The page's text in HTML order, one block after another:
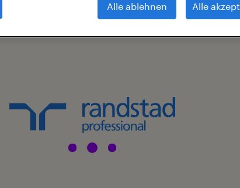
Alle ablehnen Alle